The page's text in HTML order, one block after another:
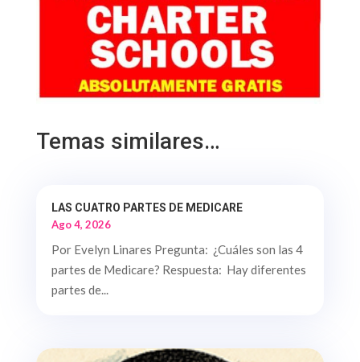
Temas similares…
LAS CUATRO PARTES DE MEDICARE
Ago 4, 2026
Por Evelyn Linares Pregunta: ¿Cuáles son las 4
partes de Medicare? Respuesta: Hay diferentes
partes de...